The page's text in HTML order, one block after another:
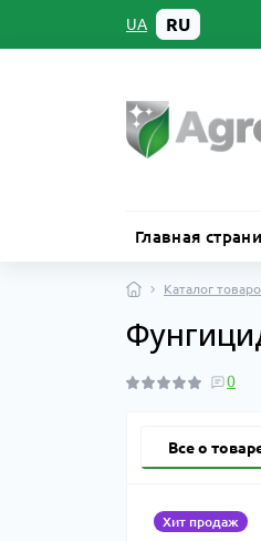
UA RU
Главная
Каталог
0
Все о
Хит продаж